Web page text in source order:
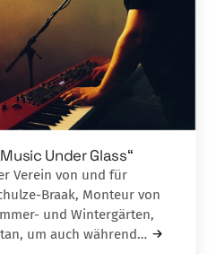
Under Glass“
Verein von und für
Braak, Monteur von
und Wintergärten,
um auch während…